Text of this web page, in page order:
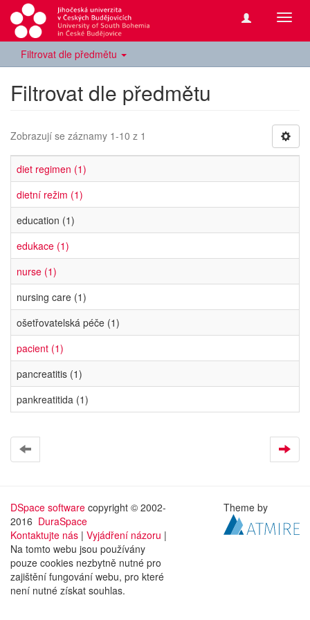
Filtrovat dle předmětu
Filtrovat dle předmětu
Zobrazují se záznamy 1-10 z 1
diet regimen (1)
dietní režim (1)
education (1)
edukace (1)
nurse (1)
nursing care (1)
ošetřovatelská péče (1)
pacient (1)
pancreatitis (1)
pankreatitida (1)
DSpace software copyright © 2002-
2016 DuraSpace
Kontaktujte nás | Vyjádření názoru |
Na tomto webu jsou používány
pouze cookies nezbytně nutné pro
zajištění fungování webu, pro které
není nutné získat souhlas.
Theme by